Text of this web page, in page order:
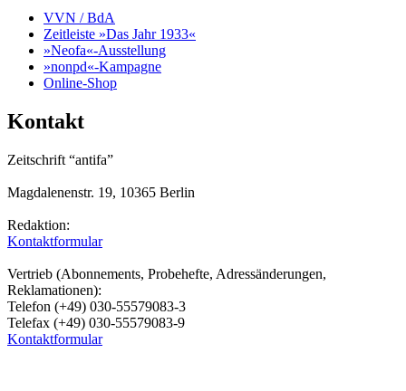
VVN / BdA
Zeitleiste »Das Jahr 1933«
»Neofa«-Ausstellung
»nonpd«-Kampagne
Online-Shop
Kontakt
Zeitschrift “antifa”
Magdalenenstr. 19, 10365 Berlin
Redaktion:
Kontaktformular
Vertrieb (Abonnements, Probehefte, Adressänderungen,
Reklamationen):
Telefon (+49) 030-55579083-3
Telefax (+49) 030-55579083-9
Kontaktformular